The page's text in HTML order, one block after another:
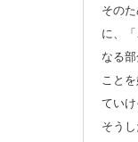
その
に、
なる
こと
ていけ
そう